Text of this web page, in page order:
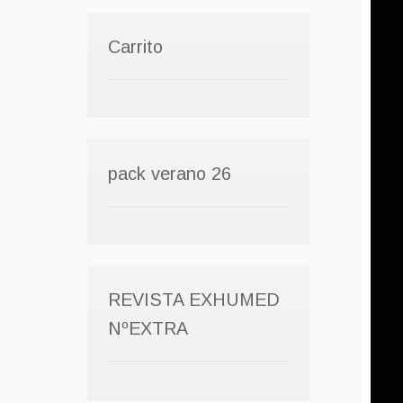
Carrito
pack verano 26
REVISTA EXHUMED
NºEXTRA